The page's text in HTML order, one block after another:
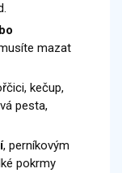
mazat
kečup,
pesta,
, perníkovým
pokrmy